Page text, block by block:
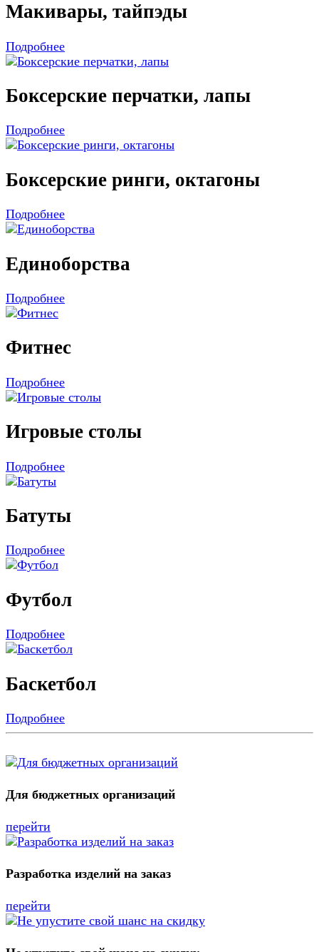
Макивары, тайпэды
Подробнее
Боксерские перчатки, лапы
Подробнее
Боксерские ринги, октагоны
Подробнее
Единоборства
Подробнее
Фитнес
Подробнее
Игровые столы
Подробнее
Батуты
Подробнее
Футбол
Подробнее
Баскетбол
Подробнее
Для бюджетных организаций
перейти
Разработка изделий на заказ
перейти